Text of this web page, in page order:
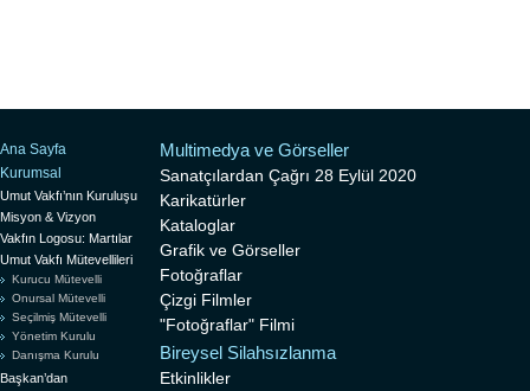
Ana Sayfa
Kurumsal
Umut Vakfı’nın Kuruluşu
Misyon & Vizyon
Vakfın Logosu: Martılar
Umut Vakfı Mütevellileri
Kurucu Mütevelli
Onursal Mütevelli
Seçilmiş Mütevelli
Yönetim Kurulu
Danışma Kurulu
Başkan’dan
Multimedya ve Görseller
Sanatçılardan Çağrı 28 Eylül 2020
Karikatürler
Kataloglar
Grafik ve Görseller
Fotoğraflar
Çizgi Filmler
"Fotoğraflar" Filmi
Bireysel Silahsızlanma
Etkinlikler